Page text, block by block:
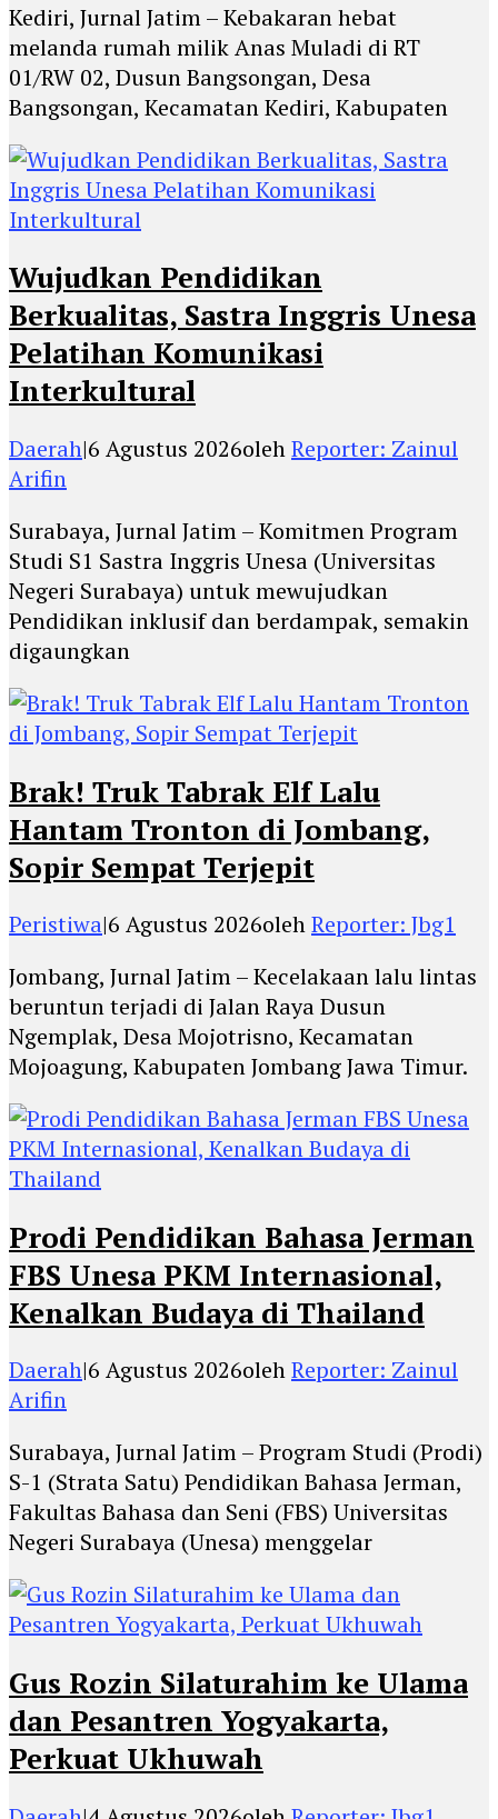
Kediri, Jurnal Jatim – Kebakaran hebat
melanda rumah milik Anas Muladi di RT
01/RW 02, Dusun Bangsongan, Desa
Bangsongan, Kecamatan Kediri, Kabupaten
Wujudkan Pendidikan
Berkualitas, Sastra Inggris Unesa
Pelatihan Komunikasi
Interkultural
Daerah|6 Agustus 2026olehReporter: Zainul
Arifin
Surabaya, Jurnal Jatim – Komitmen Program
Studi S1 Sastra Inggris Unesa (Universitas
Negeri Surabaya) untuk mewujudkan
Pendidikan inklusif dan berdampak, semakin
digaungkan
Brak! Truk Tabrak Elf Lalu
Hantam Tronton di Jombang,
Sopir Sempat Terjepit
Peristiwa|6 Agustus 2026olehReporter: Jbg1
Jombang, Jurnal Jatim – Kecelakaan lalu lintas
beruntun terjadi di Jalan Raya Dusun
Ngemplak, Desa Mojotrisno, Kecamatan
Mojoagung, Kabupaten Jombang Jawa Timur.
Prodi Pendidikan Bahasa Jerman
FBS Unesa PKM Internasional,
Kenalkan Budaya di Thailand
Daerah|6 Agustus 2026olehReporter: Zainul
Arifin
Surabaya, Jurnal Jatim – Program Studi (Prodi)
S-1 (Strata Satu) Pendidikan Bahasa Jerman,
Fakultas Bahasa dan Seni (FBS) Universitas
Negeri Surabaya (Unesa) menggelar
Gus Rozin Silaturahim ke Ulama
dan Pesantren Yogyakarta,
Perkuat Ukhuwah